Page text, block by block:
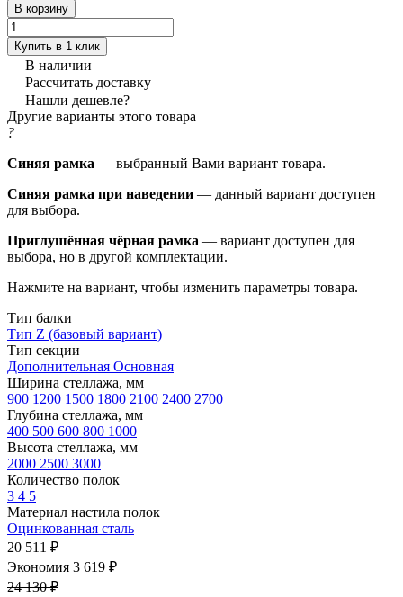
В корзину
Купить в 1 клик
В наличии
Рассчитать доставку
Нашли дешевле?
Другие варианты этого товара
?
Синяя рамка — выбранный Вами вариант товара.
Синяя рамка при наведении — данный вариант доступен
для выбора.
Приглушённая чёрная рамка — вариант доступен для
выбора, но в другой комплектации.
Нажмите на вариант, чтобы изменить параметры товара.
Тип балки
Тип Z (базовый вариант)
Тип секции
Дополнительная Основная
Ширина стеллажа, мм
900 1200 1500 1800 2100 2400 2700
Глубина стеллажа, мм
400 500 600 800 1000
Высота стеллажа, мм
2000 2500 3000
Количество полок
3 4 5
Материал настила полок
Оцинкованная сталь
20 511 ₽
Экономия 3 619 ₽
24 130 ₽